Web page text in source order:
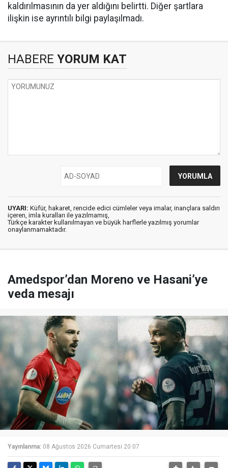
kaldırılmasının da yer aldığını belirtti. Diğer şartlara
ilişkin ise ayrıntılı bilgi paylaşılmadı.
HABERE YORUM KAT
UYARI: Küfür, hakaret, rencide edici cümleler veya imalar, inançlara saldırı
içeren, imla kuralları ile yazılmamış,
Türkçe karakter kullanılmayan ve büyük harflerle yazılmış yorumlar
onaylanmamaktadır.
Amedspor’dan Moreno ve Hasani’ye
veda mesajı
Yayınlanma: 08 Ağustos 2026 Cumartesi 20:07